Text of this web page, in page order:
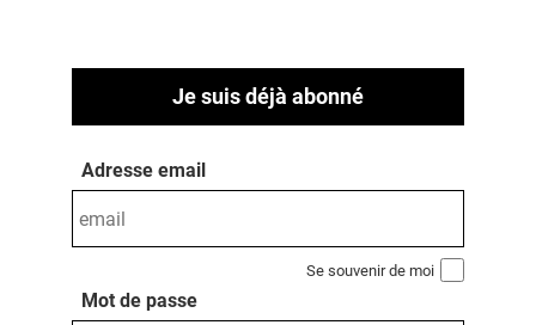
Je suis déjà abonné
Adresse email
Se souvenir de moi
Mot de passe